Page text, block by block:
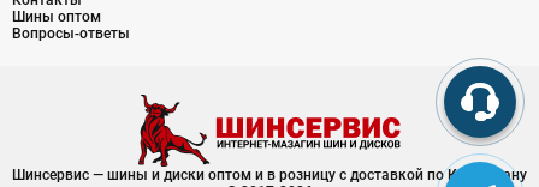
Шины оптом
Вопросы-ответы
Шинсервис — шины и диски оптом и в розницу с доставкой по Казахстану